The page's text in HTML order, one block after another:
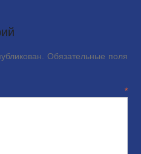
Обязательные поля
*